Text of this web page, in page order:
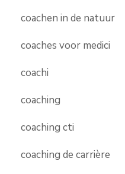
coachen in de natuur
coaches voor medici
coachi
coaching
coaching cti
coaching de carrière